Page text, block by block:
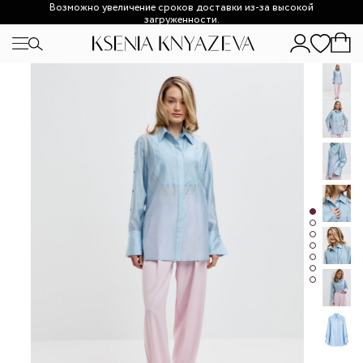
Возможно увеличение сроков доставки из-за высокой
загруженности.